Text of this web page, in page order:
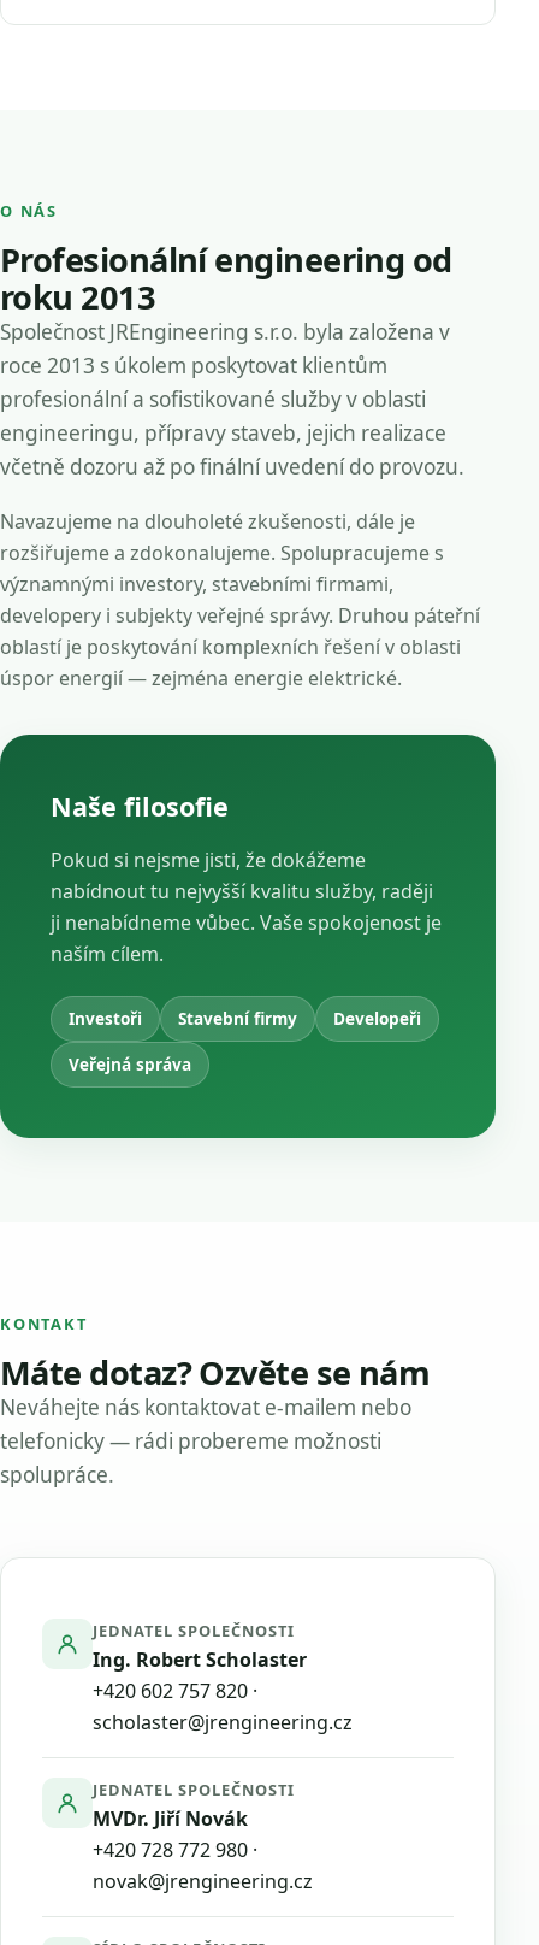
O NÁS
Profesionální engineering od
roku 2013
Společnost JREngineering s.r.o. byla založena v
roce 2013 s úkolem poskytovat klientům
profesionální a sofistikované služby v oblasti
engineeringu, přípravy staveb, jejich realizace
včetně dozoru až po finální uvedení do provozu.
Navazujeme na dlouholeté zkušenosti, dále je
rozšiřujeme a zdokonalujeme. Spolupracujeme s
významnými investory, stavebními firmami,
developery i subjekty veřejné správy. Druhou páteřní
oblastí je poskytování komplexních řešení v oblasti
úspor energií — zejména energie elektrické.
Naše filosofie
Pokud si nejsme jisti, že dokážeme
nabídnout tu nejvyšší kvalitu služby, raději
ji nenabídneme vůbec. Vaše spokojenost je
naším cílem.
Investoři Stavební firmy
Developeři
Veřejná správa
KONTAKT
Máte dotaz? Ozvěte se nám
Neváhejte nás kontaktovat e-mailem nebo
telefonicky — rádi probereme možnosti
spolupráce.
JEDNATEL SPOLEČNOSTI
Ing. Robert Scholaster
+420 602 757 820 ·
scholaster@jrengineering.cz
JEDNATEL SPOLEČNOSTI
MVDr. Jiří Novák
+420 728 772 980 ·
novak@jrengineering.cz